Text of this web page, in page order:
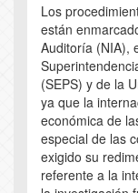
Los
están
Auditoría (NIA),
(SEPS) y de la
ya que la
económica de
especial de las
exigido su
referente a la